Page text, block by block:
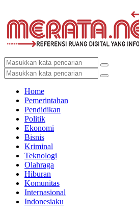
Home
Pemerintahan
Pendidikan
Politik
Ekonomi
Bisnis
Kriminal
Teknologi
Olahraga
Hiburan
Komunitas
Internasional
Indonesiaku